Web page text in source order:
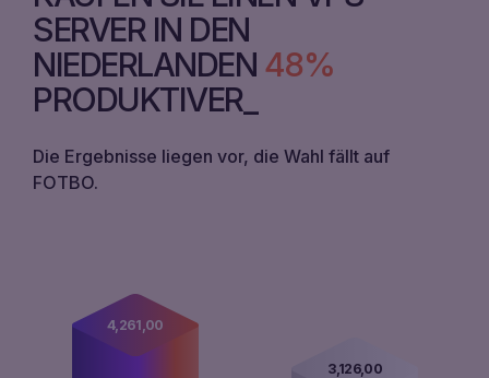
SERVER IN DEN
NIEDERLANDEN 48%
PRODUKTIVER
Die Ergebnisse liegen vor, die Wahl fällt auf
FOTBO.
4,261,00
3,126,00